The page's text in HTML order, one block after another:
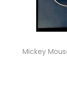
Mickey